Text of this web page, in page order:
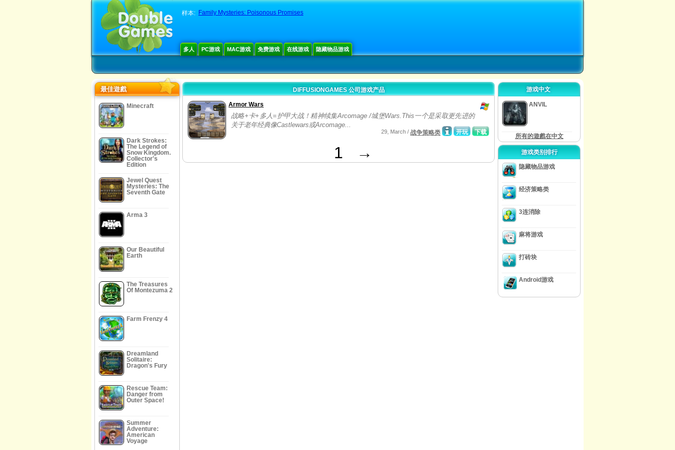
样本: Family Mysteries: Poisonous Promises
多人 PC游戏 MAC游戏 免费游戏 在线游戏 隐藏物品游戏
最佳遊戲
Minecraft
Dark Strokes:
The Legend of
Snow Kingdom.
Collector's
Edition
Jewel Quest
Mysteries: The
Seventh Gate
Arma 3
Our Beautiful
Earth
The Treasures
Of Montezuma 2
Farm Frenzy 4
Dreamland
Solitaire:
Dragon's Fury
Rescue Team:
Danger from
Outer Space!
Summer
Adventure:
American
Voyage
DIFFUSIONGAMES 公司游戏产品
Armor Wars
战略+卡+多人=护甲大战！精神续集Arcomage /城堡Wars.This一个是采取更先进的
关于老年经典像Castlewars或Arcomage...
下载
开玩
29, March / 战争策略类
1 →
游戏中文
ANVIL
所有的遊戲在中文
游戏类别排行
隐藏物品游戏
经济策略类
3连消除
麻将游戏
打砖块
Android游戏